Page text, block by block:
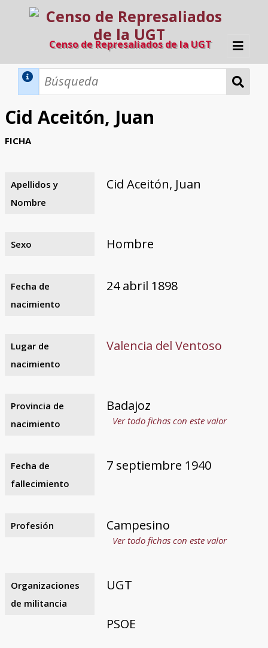
Censo de Represaliados de la UGT
Inicio
Búsqueda Dinámica
Búsqueda Avanzada
Razones y objetivos
El equipo
Colaboradores
Fuentes documentales
Cid Aceitón, Juan
FICHA
Apellidos y
Nombre
Cid Aceitón, Juan
Sexo Hombre
Fecha de
nacimiento
24 abril 1898
Lugar de
nacimiento
Valencia del Ventoso
Provincia de
nacimiento
Badajoz
Ver todo fichas con este valor
Fecha de
fallecimiento
7 septiembre 1940
Profesión Campesino
Ver todo fichas con este valor
Organizaciones
de militancia
UGT
PSOE